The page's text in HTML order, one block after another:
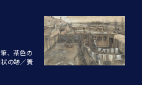
、茶色の
の跡／簀